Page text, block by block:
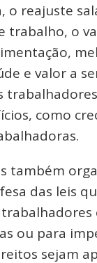
o reajuste
trabalho, o
e valor a
como
também
das leis
ou para
sejam